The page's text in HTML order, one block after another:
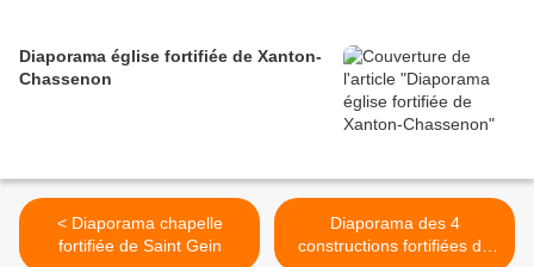
Diaporama église fortifiée de Xanton-
Chassenon
< Diaporama chapelle
fortifiée de Saint Gein
Diaporama des 4
constructions fortifiées de